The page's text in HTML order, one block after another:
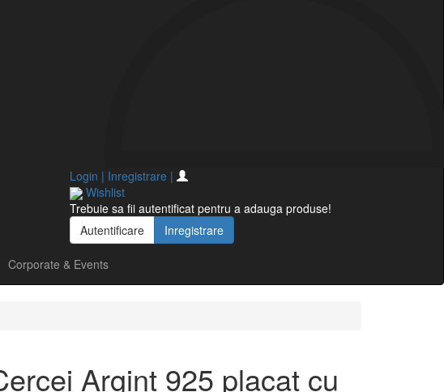
Login | Inregistrare |
Wishlist
Trebuie sa fii autentificat pentru a adauga produse!
Autentificare
Inregistrare
Corporate & Events
placat cuArgint 925 placat cu